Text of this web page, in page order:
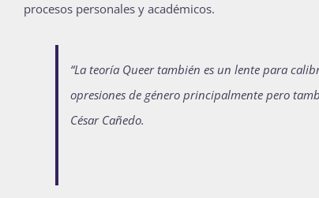
procesos personales y académicos.
“La teoría Queer también es un lente para
opresiones de género principalmente pero
César Cañedo.